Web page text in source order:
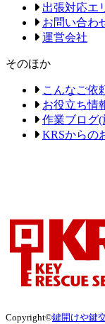
出張対応エ
お問い合わ
運営会社
そのほか
こんなご依
お役立ち情
作業ブログ
KRSからの
Copyright©鍵開けや鍵